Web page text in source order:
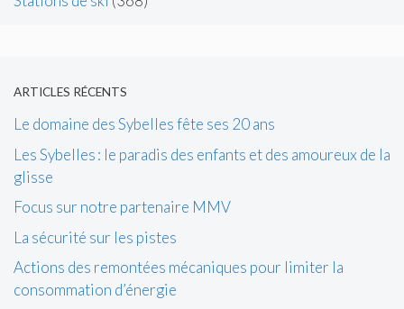
ARTICLES RÉCENTS
Le domaine des Sybelles fête ses 20 ans
Les Sybelles : le paradis des enfants et des amoureux de la
glisse
Focus sur notre partenaire MMV
La sécurité sur les pistes
Actions des remontées mécaniques pour limiter la
consommation d’énergie